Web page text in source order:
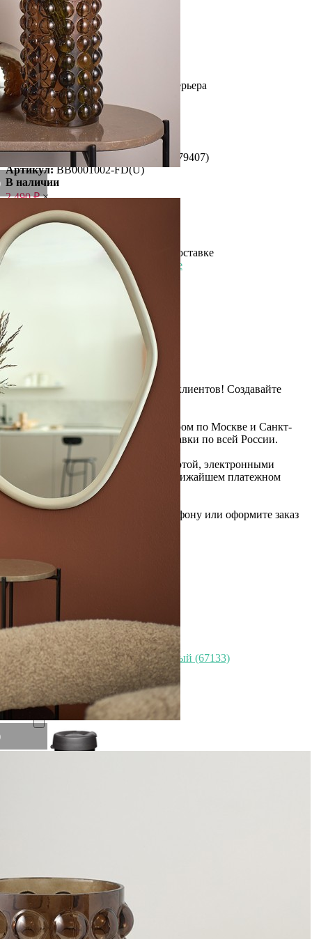
Производитель Bergenson Bjorn
Материал
стекло
Страна
Китай
Длина
16 см
Цвет
красный
Категория
Декор и детали интерьера
Штрихкод
4610341702455
Страна бренда
Россия
Рассказать друзьям!
Купить Ваза molecule, 28 см, сепия (79407)
Артикул:BB0001002-FD(U)
В наличии
2 490₽ ×
UpDown
Купить
Информация о доставке
Эль-Монте
Рассчитываем стоимость доставки...
Самовывоз
ПВЗ СДЭК
Рассчитываем стоимость доставки...
Преимущества для клиентов
Закзать в интернет-магазине
Вступайте в ряды довольных клиентов! Создавайте
Вашу территорию уюта!
Мы доставим ваш заказ курьером по Москве и Санкт-
Петербургу или службой доставки по всей России.
Оплатите заказ банковской картой, электронными
деньгами или наличными в ближайшем платежном
терминале или наличными.
Как заказать
Позвоните менеджеру по телефону или оформите заказ
Салатник tierra, D25 см, бежевый (67133)
Быстрый просмотр
2 490₽